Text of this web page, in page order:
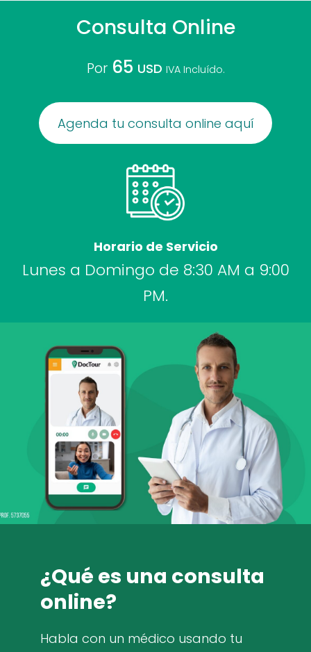
Consulta Online
Por65 USD IVA Incluído.
Agenda tu consulta online aquí
Horario de Servicio
Lunes a Domingo de 8:30 AM a 9:00
PM.
¿Qué es una consulta
online?
Habla con un médico usando tu